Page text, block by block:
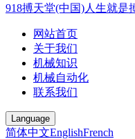
918搏天堂(中国)人生就是
网站首页
关于我们
机械知识
机械自动化
联系我们
Language
简体中文EnglishFrench